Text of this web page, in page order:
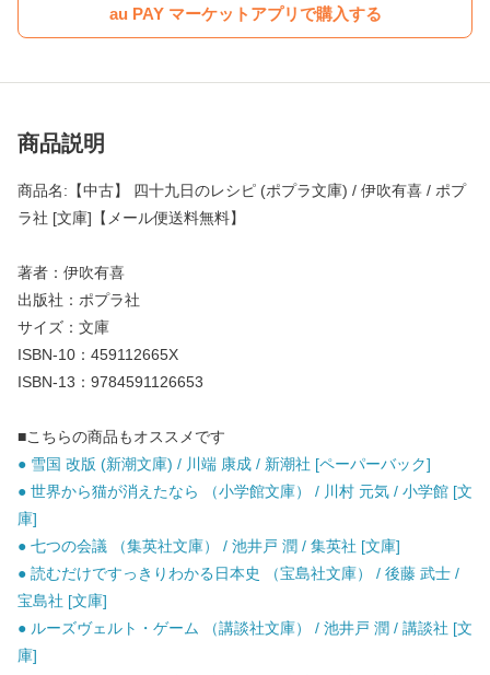
au PAY マーケットアプリで購入する
商品説明
商品名:【中古】 四十九日のレシピ (ポプラ文庫) / 伊吹有喜 / ポプ
ラ社 [文庫]【メール便送料無料】
著者：伊吹有喜
出版社：ポプラ社
サイズ：文庫
ISBN-10：459112665X
ISBN-13：9784591126653
■こちらの商品もオススメです
● 雪国 改版 (新潮文庫) / 川端 康成 / 新潮社 [ペーパーバック]
● 世界から猫が消えたなら （小学館文庫） / 川村 元気 / 小学館 [文
庫]
● 七つの会議 （集英社文庫） / 池井戸 潤 / 集英社 [文庫]
● 読むだけですっきりわかる日本史 （宝島社文庫） / 後藤 武士 /
宝島社 [文庫]
● ルーズヴェルト・ゲーム （講談社文庫） / 池井戸 潤 / 講談社 [文
庫]